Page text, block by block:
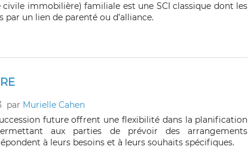
civile immobilière) familiale est une SCI classique dont les
par un lien de parenté ou d’alliance.
par Murielle Cahen
future offrent une flexibilité dans la planification
aux parties de prévoir des arrangements
à leurs besoins et à leurs souhaits spécifiques.